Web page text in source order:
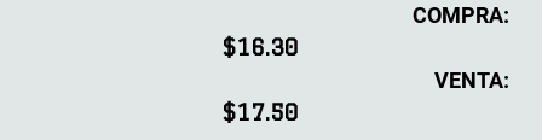
COMPRA:
$16.30
VENTA:
$17.50